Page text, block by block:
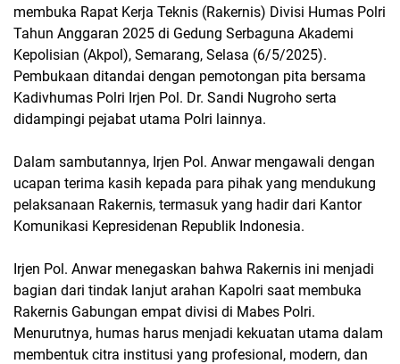
membuka Rapat Kerja Teknis (Rakernis) Divisi Humas Polri
Tahun Anggaran 2025 di Gedung Serbaguna Akademi
Kepolisian (Akpol), Semarang, Selasa (6/5/2025).
Pembukaan ditandai dengan pemotongan pita bersama
Kadivhumas Polri Irjen Pol. Dr. Sandi Nugroho serta
didampingi pejabat utama Polri lainnya.
Dalam sambutannya, Irjen Pol. Anwar mengawali dengan
ucapan terima kasih kepada para pihak yang mendukung
pelaksanaan Rakernis, termasuk yang hadir dari Kantor
Komunikasi Kepresidenan Republik Indonesia.
Irjen Pol. Anwar menegaskan bahwa Rakernis ini menjadi
bagian dari tindak lanjut arahan Kapolri saat membuka
Rakernis Gabungan empat divisi di Mabes Polri.
Menurutnya, humas harus menjadi kekuatan utama dalam
membentuk citra institusi yang profesional, modern, dan